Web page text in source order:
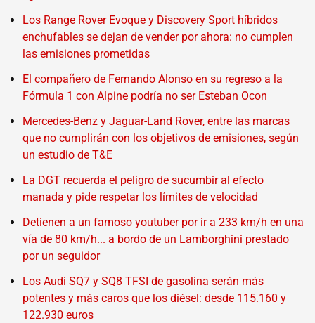
Los Range Rover Evoque y Discovery Sport híbridos
enchufables se dejan de vender por ahora: no cumplen
las emisiones prometidas
El compañero de Fernando Alonso en su regreso a la
Fórmula 1 con Alpine podría no ser Esteban Ocon
Mercedes-Benz y Jaguar-Land Rover, entre las marcas
que no cumplirán con los objetivos de emisiones, según
un estudio de T&E
La DGT recuerda el peligro de sucumbir al efecto
manada y pide respetar los límites de velocidad
Detienen a un famoso youtuber por ir a 233 km/h en una
vía de 80 km/h... a bordo de un Lamborghini prestado
por un seguidor
Los Audi SQ7 y SQ8 TFSI de gasolina serán más
potentes y más caros que los diésel: desde 115.160 y
122.930 euros